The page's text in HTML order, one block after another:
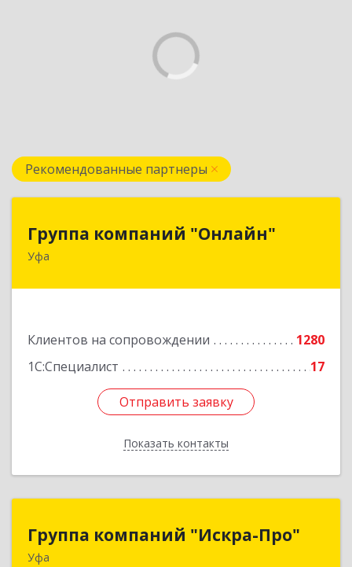
Рекомендованные партнеры
Группа компаний "Онлайн"
Уфа
Клиентов на сопровождении
1280
1С:Специалист
17
Отправить заявку
Показать контакты
Группа компаний "Онлайн"
450006, Башкортостан Респ, г.о. город Уфа, Уфа
Отправить заявку
Назад
Группа компаний "Искра-Про"
Уфа
Группа компаний "Искра-Про"
450054, Башкортостан Респ, Уфимский р-н, Уфа